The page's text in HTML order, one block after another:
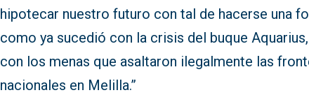
hipotecar nuestro futuro con tal de hacerse una
como ya sucedió con la crisis del buque
con los menas que asaltaron ilegalmente las
nacionales en Melilla.”